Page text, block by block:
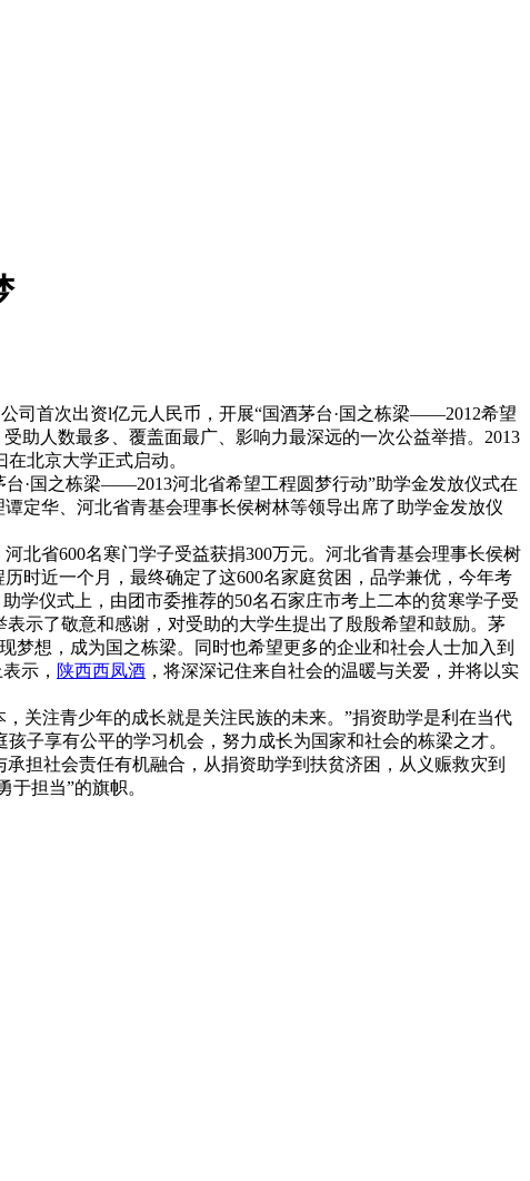
司首次出资l亿元人民币，开展“国酒茅台·国之栋梁——2012希望
助人数最多、覆盖面最广、影响力最深远的一次公益举措。2013
北京大学正式启动。
·国之栋梁——2013河北省希望工程圆梦行动”助学金发放仪式在
定华、河北省青基会理事长侯树林等领导出席了助学金发放仪
北省600名寒门学子受益获捐300万元。河北省青基会理事长侯树
时近一个月，最终确定了这600名家庭贫困，品学兼优，今年考
学仪式上，由团市委推荐的50名石家庄市考上二本的贫寒学子受
示了敬意和感谢，对受助的大学生提出了殷殷希望和鼓励。茅
梦想，成为国之栋梁。同时也希望更多的企业和社会人士加入到
示， 陕西西凤酒 ，将深深记住来自社会的温暖与关爱，并将以实
关注青少年的成长就是关注民族的未来。”捐资助学是利在当代
子享有公平的学习机会，努力成长为国家和社会的栋梁之才。
担社会责任有机融合，从捐资助学到扶贫济困，从义赈救灾到
担当”的旗帜。